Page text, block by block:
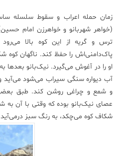
مجله
فرهنگی
و
هنری
زمان حمله اعراب و سقوط سلسله
(خواهر شهربانو و خواهرزن امام
ترس و گریه از این کوه بالا
پاک‌دامنی‌اش را حفظ کند. ناگهان کوه
او را در آغوش می‌گیرد. نیک‌بانو بعدها
آب دیواره سنگی سیراب می‌شود می‌آید و
و شمع و چراغی روشن کند. طبق
عصای نیک‌بانو بوده که وقتی با آن به
شکاف کوه می‌چکد، به رنگ سبز